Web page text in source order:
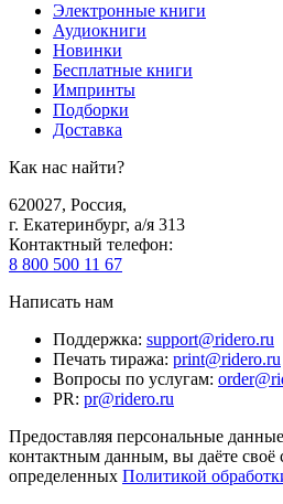
Электронные книги
Аудиокниги
Новинки
Бесплатные книги
Импринты
Подборки
Доставка
Как нас найти?
620027, Россия,
г. Екатеринбург, а/я 313
Контактный телефон:
8 800 500 11 67
Написать нам
Поддержка: support@ridero.ru
Печать тиража: print@ridero.ru
Вопросы по услугам:
PR: pr@ridero.ru
Предоставляя персональные
контактным данным, вы даёте своё
определенных Политикой